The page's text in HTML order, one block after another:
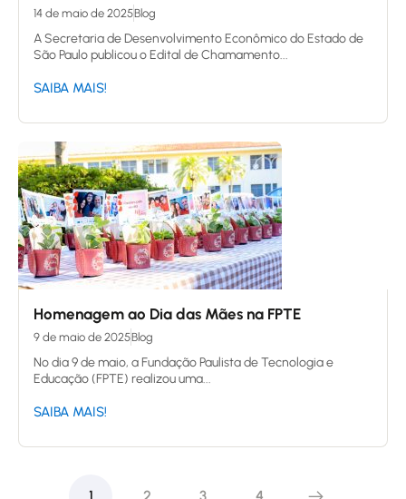
14 de maio de 2025Blog
A Secretaria de Desenvolvimento Econômico do Estado de
São Paulo publicou o Edital de Chamamento...
SAIBA MAIS!
Homenagem ao Dia das Mães na FPTE
9 de maio de 2025Blog
No dia 9 de maio, a Fundação Paulista de Tecnologia e
Educação (FPTE) realizou uma...
SAIBA MAIS!